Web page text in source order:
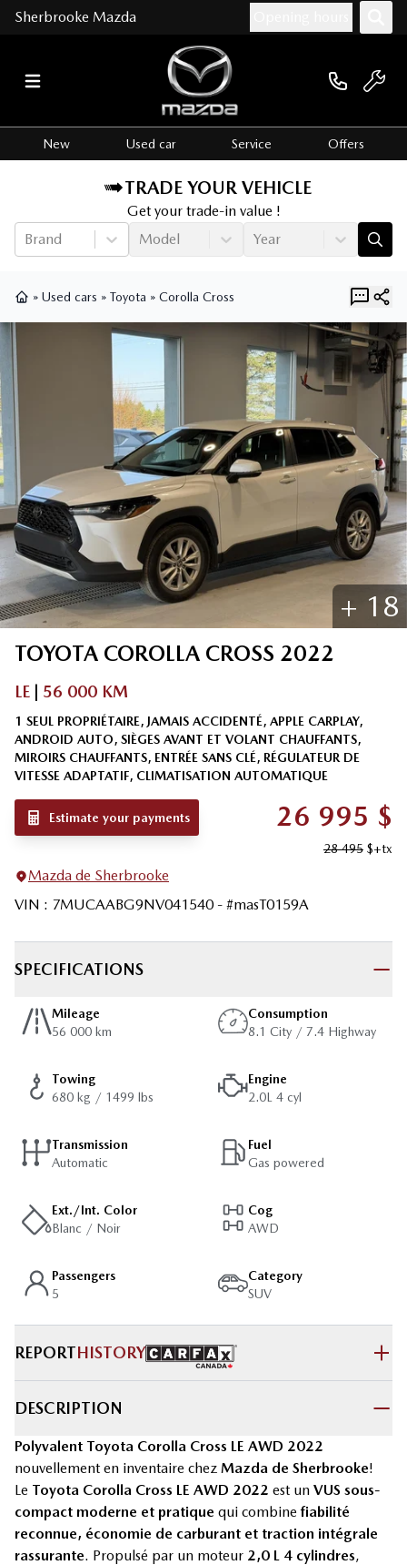
Sherbrooke Mazda
New Used car Service Offers
TRADE YOUR VEHICLE
Get your trade-in value !
Brand
Model Year
» Used cars » Toyota » Corolla Cross
+ 18
TOYOTA COROLLA CROSS 2022
LE 56 000 KM
1 SEUL PROPRIÉTAIRE, JAMAIS ACCIDENTÉ, APPLE CARPLAY,
ANDROID AUTO, SIÈGES AVANT ET VOLANT CHAUFFANTS,
MIROIRS CHAUFFANTS, ENTRÉE SANS CLÉ, RÉGULATEUR DE
VITESSE ADAPTATIF, CLIMATISATION AUTOMATIQUE
26 995 $
28 495$+tx
Estimate your payments
Mazda de Sherbrooke
VIN : 7MUCAABG9NV041540 - #masT0159A
SPECIFICATIONS
Mileage
56 000 km
Consumption
8.1 City / 7.4 Highway
Towing
680 kg / 1499 lbs
Engine
2.0L 4 cyl
Transmission
Automatic
Fuel
Gas powered
Ext./Int. Color
Blanc / Noir
Cog
AWD
Passengers
5
Category
SUV
REPORTHISTORY
DESCRIPTION
Polyvalent Toyota Corolla Cross LE AWD 2022
nouvellement en inventaire chez Mazda de Sherbrooke!
Le Toyota Corolla Cross LE AWD 2022 est un VUS sous-
compact moderne et pratique qui combinefiabilité
reconnue, économie de carburant et traction intégrale
rassurante. Propulsé par un moteur 2,0 L 4 cylindres,